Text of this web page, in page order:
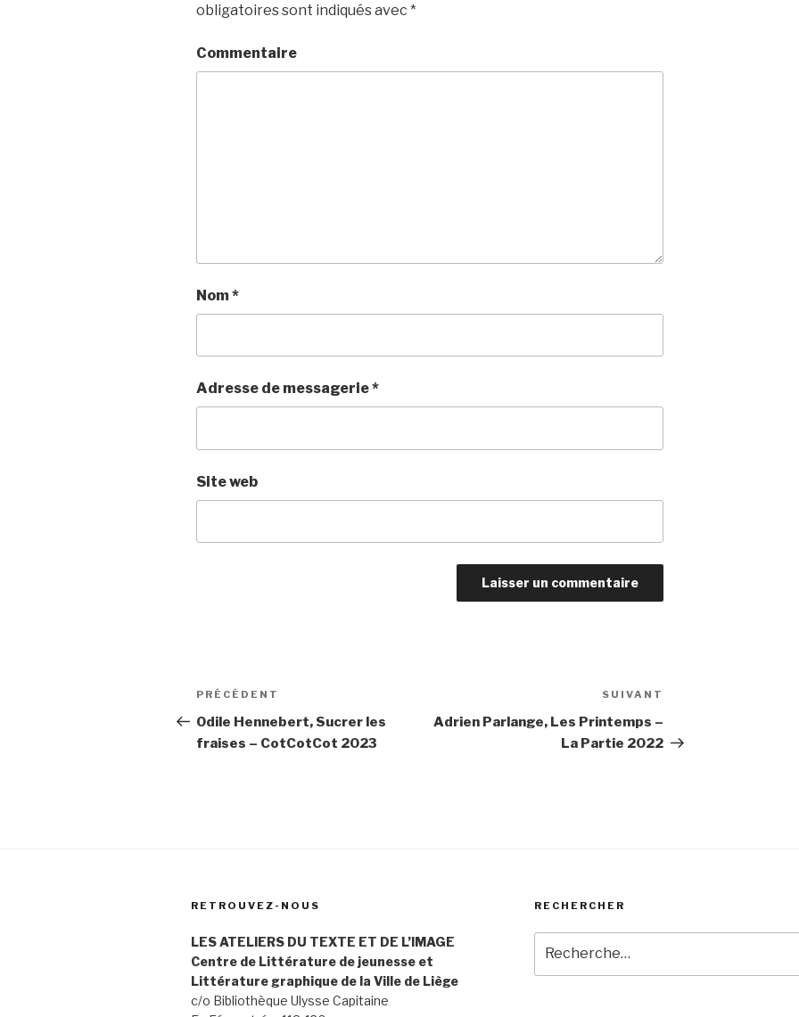
obligatoires sont indiqués avec *
Commentaire
Nom*
Adresse de messagerie*
Site web
Navigation
de
l’article
Article
précédent
PRÉCÉDENT
Odile Hennebert, Sucrer les
fraises – CotCotCot 2023
SUIVANT
Adrien Parlange, Les Printemps –
La Partie 2022
RETROUVEZ-NOUS
LES ATELIERS DU TEXTE ET DE L’IMAGE
Centre de Littérature de jeunesse et
Littérature graphique de la Ville de Liège
c/o Bibliothèque Ulysse Capitaine
RECHERCHER
pour
: